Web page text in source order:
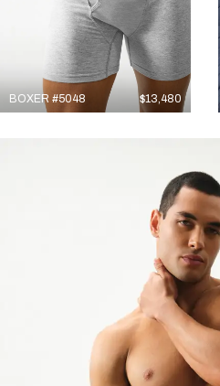
BOXER #5048 $13,480